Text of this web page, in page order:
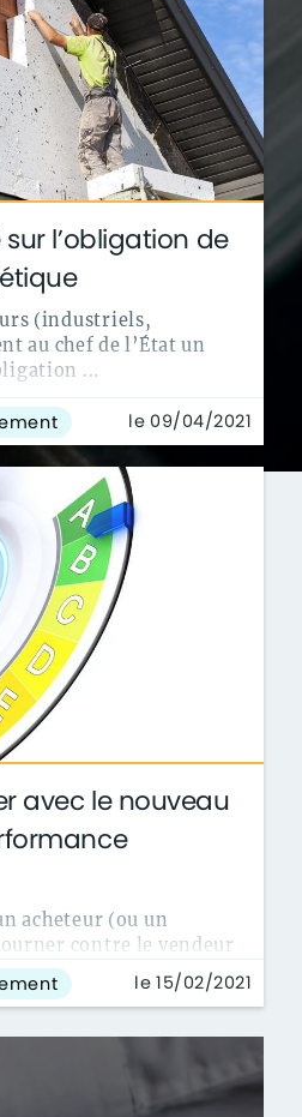
l’obligation de
(industriels,
au chef de l’État un
...
le 09/04/2021
avec le nouveau
acheteur (ou un
contre le vendeur
dernier a menti...
le 15/02/2021